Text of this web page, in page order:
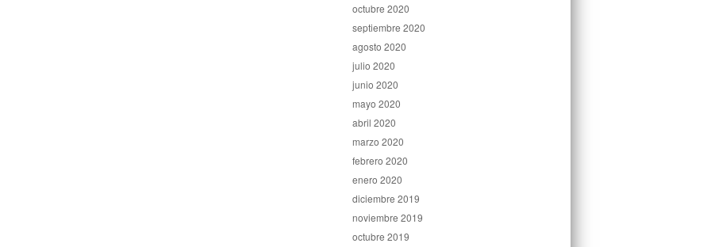
octubre 2020
septiembre 2020
agosto 2020
julio 2020
junio 2020
mayo 2020
abril 2020
marzo 2020
febrero 2020
enero 2020
diciembre 2019
noviembre 2019
octubre 2019